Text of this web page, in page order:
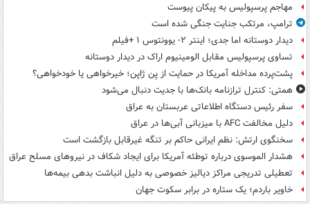
مهاجم پرسپولیس به پیکان پیوست
ترامپ، مرتکب جنایت جنگی شده است
دیدار دوستانه اما جدی؛ اینتر ۲- یوونتوس ۱ +فیلم
تساوی پرسپولیس مقابل الومینیوم اراک در دیدار دوستانه
پشت‌پرده مداخله آمریکا در حمایت از یِن ژاپن؛ خیرخواهی یا خودخواهی؟
همتی: کنترل ترازنامه بانک‌ها با جدیت دنبال می‌شود
سفر رئیس دستگاه اطلاعاتی عربستان به عراق
دلیل مخالفت AFC با میزبانی آبی‌ها در عراق
سخنگوی ارتش: نظم ایرانی حاکم بر تنگه غیرقابل بازگشت است
هشدار الموسوی درباره توطئه آمریکا برای ایجاد شکاف در نیروهای مسلح عراق
تعطیلی تدریجی مراکز دیالیز خصوصی به دلیل انباشت بدهی بیمه‌ها
خاویر باردم؛ یک ستاره در برابر سکوت جهان